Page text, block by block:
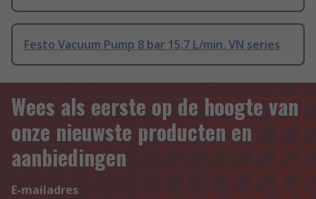
Festo Vacuum Pump 8 bar 15.7 L/min, VN series
Wees als eerste op de hoogte van
onze nieuwste producten en
aanbiedingen
E-mailadres